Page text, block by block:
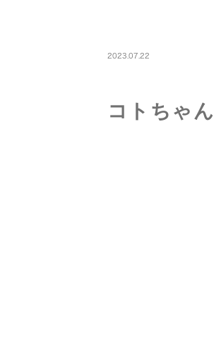
2023.07.22
コトちゃん